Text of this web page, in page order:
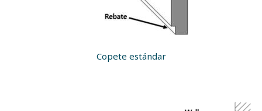
Copete estándar